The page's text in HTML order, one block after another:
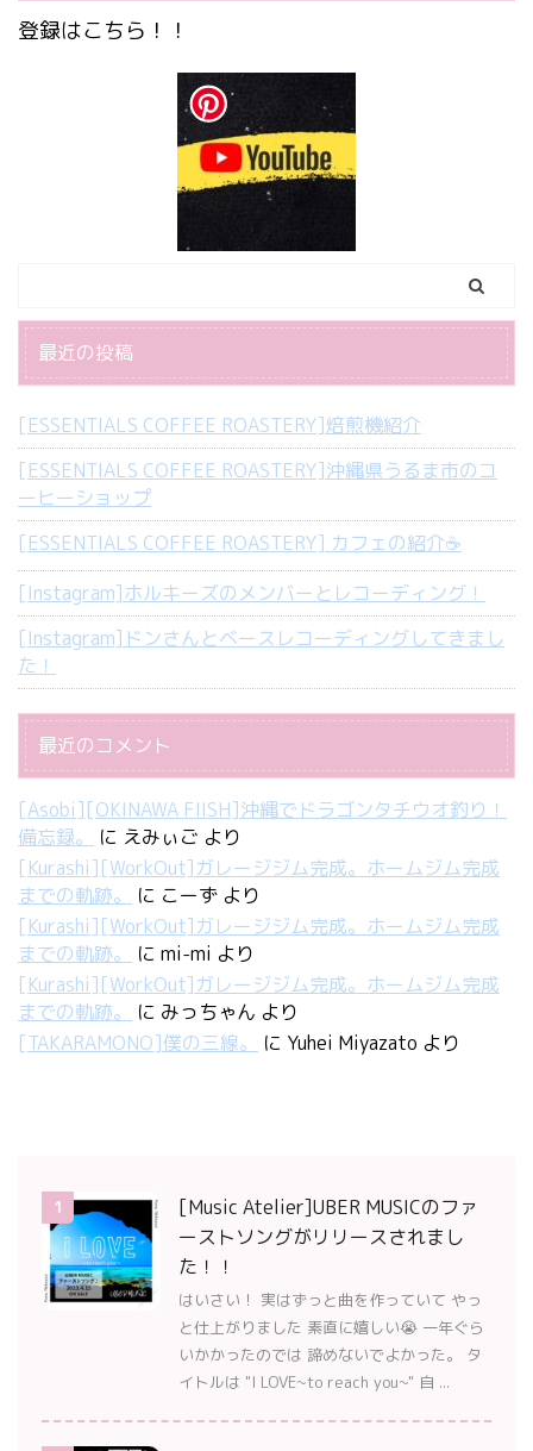
登録はこちら！！
最近の投稿
[ESSENTIALS COFFEE ROASTERY]焙煎機紹介
[ESSENTIALS COFFEE ROASTERY]沖縄県うるま市のコ
ーヒーショップ
[ESSENTIALS COFFEE ROASTERY] カフェの紹介☕️
[Instagram]ホルキーズのメンバーとレコーディング！
[Instagram]ドンさんとベースレコーディングしてきまし
た！
最近のコメント
[Asobi][OKINAWA FIISH]沖縄でドラゴンタチウオ釣り！
備忘録。
に えみぃご より
[Kurashi][WorkOut]ガレージジム完成。ホームジム完成
までの軌跡。
に こーず より
[Kurashi][WorkOut]ガレージジム完成。ホームジム完成
までの軌跡。
に mi-mi より
[Kurashi][WorkOut]ガレージジム完成。ホームジム完成
までの軌跡。
に みっちゃん より
[TAKARAMONO]僕の三線。
に Yuhei Miyazato より
1
[Music Atelier]UBER MUSICのファ
ーストソングがリリースされまし
た！！
はいさい！ 実はずっと曲を作っていて やっ
と仕上がりました 素直に嬉しい😭 一年ぐら
いかかったのでは 諦めないでよかった。 タ
イトルは "I LOVE~to reach you~" 自 ...